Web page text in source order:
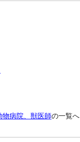
物病院、獣医師の一覧へ